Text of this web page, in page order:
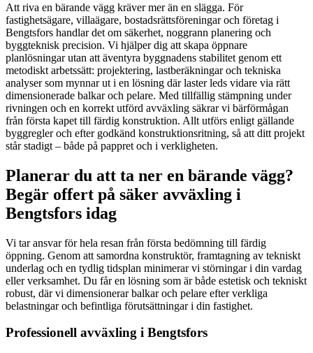
Att riva en bärande vägg kräver mer än en slägga. För
fastighetsägare, villaägare, bostadsrättsföreningar och företag i
Bengtsfors handlar det om säkerhet, noggrann planering och
byggteknisk precision. Vi hjälper dig att skapa öppnare
planlösningar utan att äventyra byggnadens stabilitet genom ett
metodiskt arbetssätt: projektering, lastberäkningar och tekniska
analyser som mynnar ut i en lösning där laster leds vidare via rätt
dimensionerade balkar och pelare. Med tillfällig stämpning under
rivningen och en korrekt utförd avväxling säkrar vi bärförmågan
från första kapet till färdig konstruktion. Allt utförs enligt gällande
byggregler och efter godkänd konstruktionsritning, så att ditt projekt
står stadigt – både på pappret och i verkligheten.
Planerar du att ta ner en bärande vägg?
Begär offert på säker avväxling i
Bengtsfors idag
Vi tar ansvar för hela resan från första bedömning till färdig
öppning. Genom att samordna konstruktör, framtagning av tekniskt
underlag och en tydlig tidsplan minimerar vi störningar i din vardag
eller verksamhet. Du får en lösning som är både estetisk och tekniskt
robust, där vi dimensionerar balkar och pelare efter verkliga
belastningar och befintliga förutsättningar i din fastighet.
Professionell avväxling i Bengtsfors